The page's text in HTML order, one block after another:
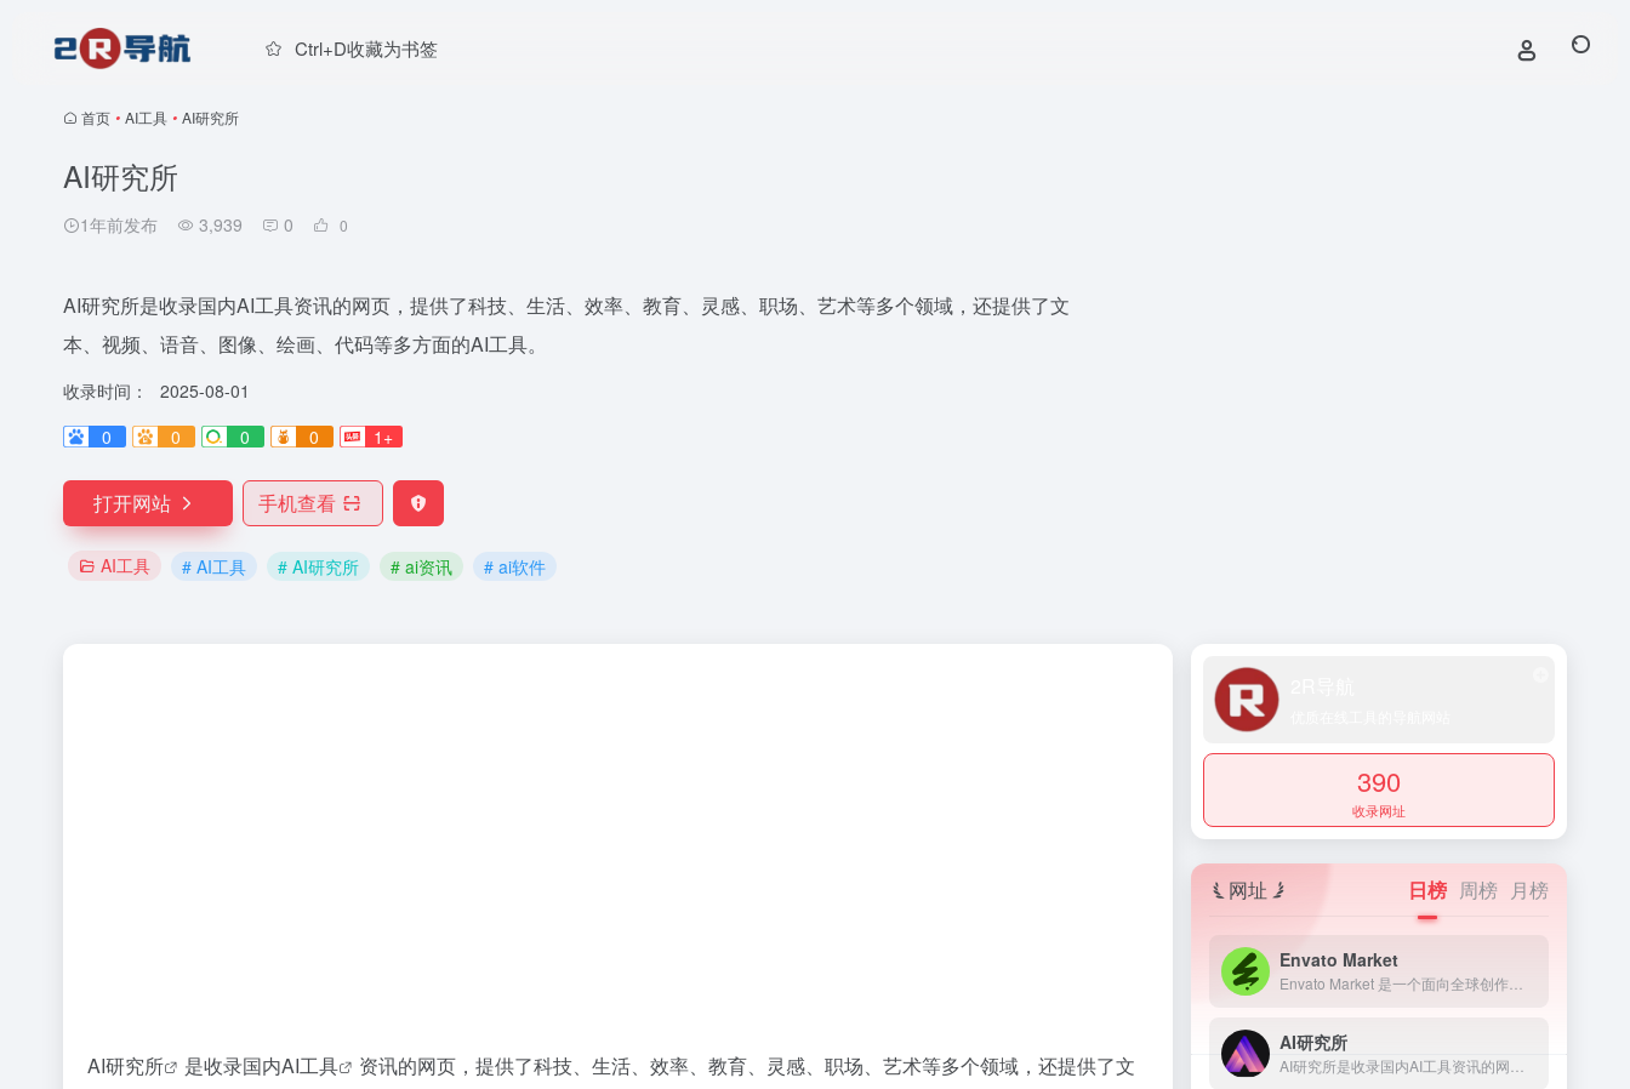
Ctrl+D收藏为书签
首页 • AI工具 • AI研究所
AI研究所
1年前发布 3,939 0 0
AI研究所是收录国内AI工具资讯的网页，提供了科技、生活、效率、教育、灵感、职场、艺术等多个领域，还提供了文
本、视频、语音、图像、绘画、代码等多方面的AI工具。
收录时间：
2025-08-01
0
0 0 0 1+
打开网站 手机查看
AI工具 # AI工具 # AI研究所 # ai资讯 # ai软件
AI研究所 是收录国内AI工具
资讯的网页，提供了科技、生活、效率、教育、灵感、职场、艺术等多个领域，还提供了文
390
收录网址
网址 日榜 周榜 月榜
Envato Market
AI研究所